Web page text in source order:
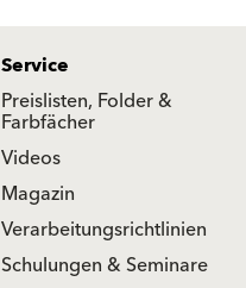
Service
Preislisten, Folder &
Farbfächer
Videos
Magazin
Verarbeitungsrichtlinien
Schulungen & Seminare